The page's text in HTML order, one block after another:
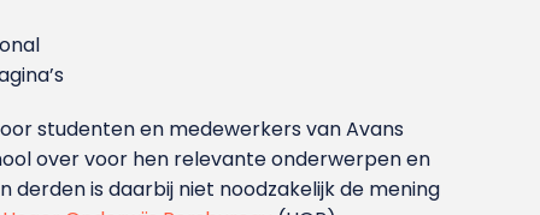
studenten en medewerkers van Avans
over voor hen relevante onderwerpen en
is daarbij niet noodzakelijk de mening